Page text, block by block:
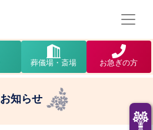
葬儀場・斎場 お急ぎの方
お知らせ